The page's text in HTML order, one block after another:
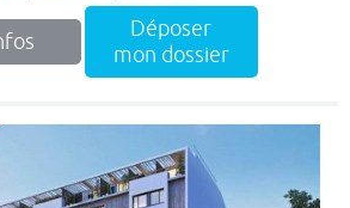
Déposer
mon dossier